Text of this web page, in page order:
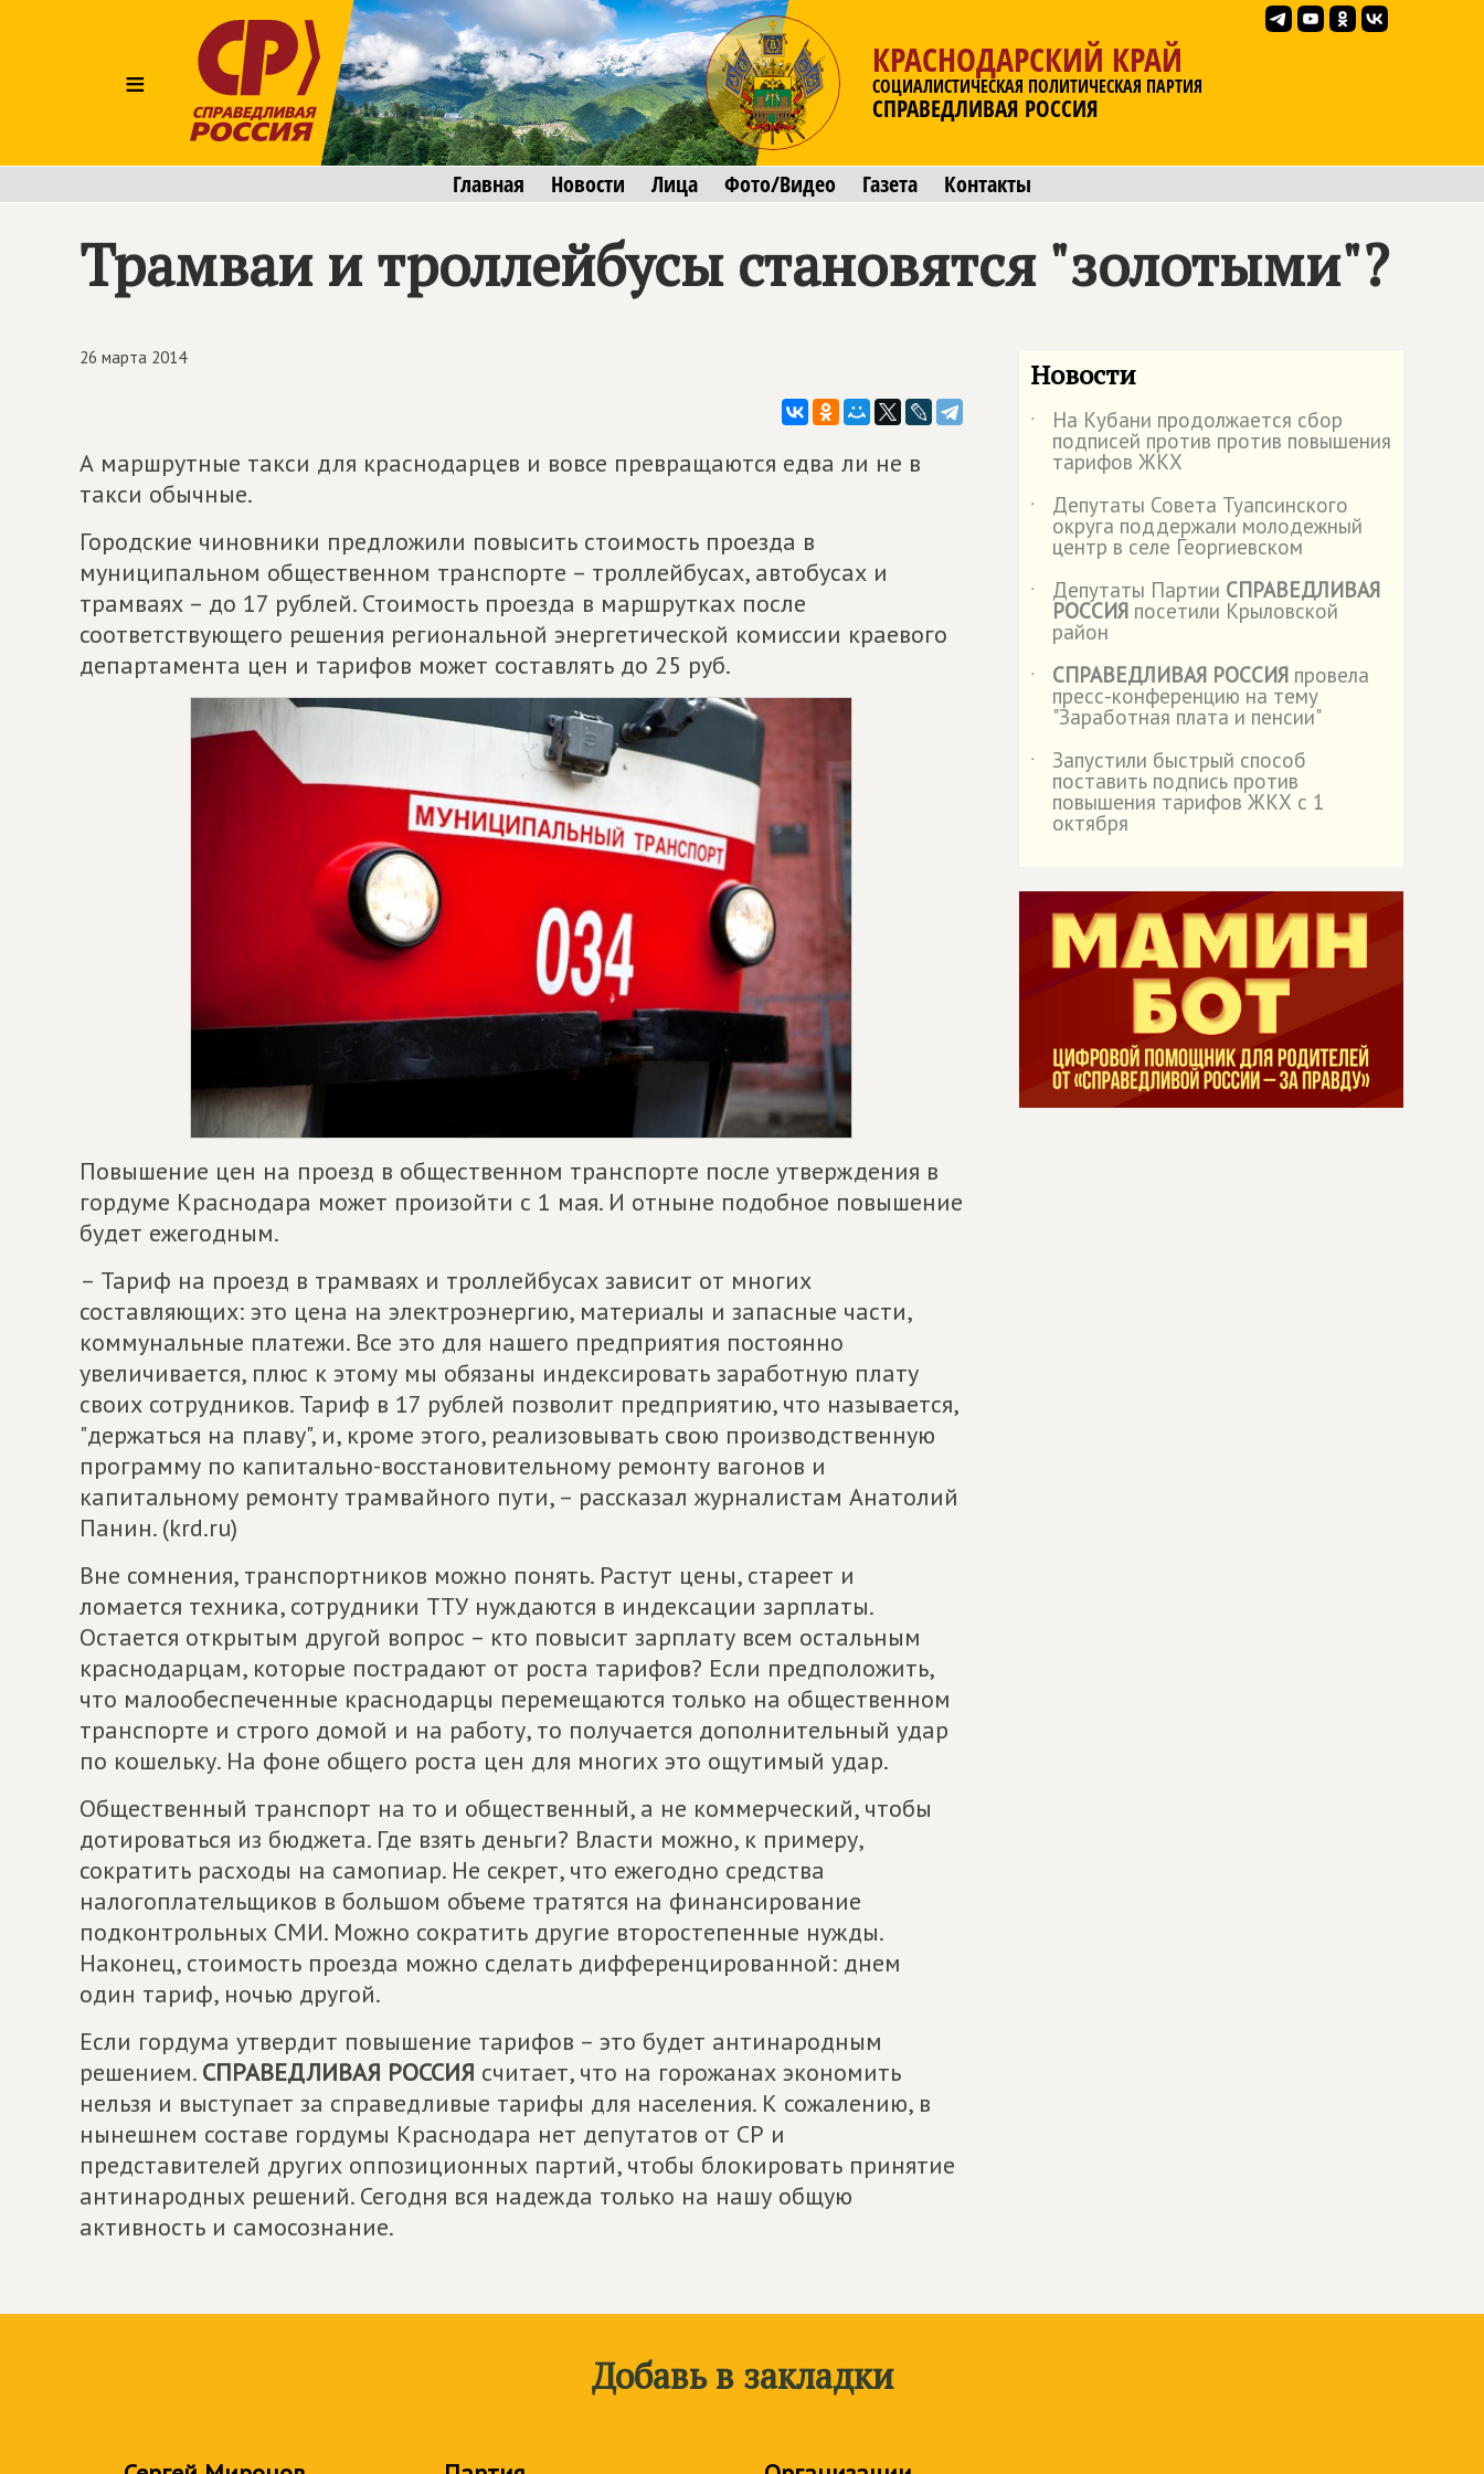
≡
КРАСНОДАРСКИЙ КРАЙ
СОЦИАЛИСТИЧЕСКАЯ ПОЛИТИЧЕСКАЯ ПАРТИЯ
СПРАВЕДЛИВАЯ РОССИЯ
Главная Новости Лица Фото/Видео Газета Контакты
Трамваи и троллейбусы становятся "золотыми"?
26 марта 2014
А маршрутные такси для краснодарцев и вовсе превращаются едва ли не в
такси обычные.
Городские чиновники предложили повысить стоимость проезда в
муниципальном общественном транспорте – троллейбусах, автобусах и
трамваях – до 17 рублей. Стоимость проезда в маршрутках после
соответствующего решения региональной энергетической комиссии краевого
департамента цен и тарифов может составлять до 25 руб.
Повышение цен на проезд в общественном транспорте после утверждения в
гордуме Краснодара может произойти с 1 мая. И отныне подобное повышение
будет ежегодным.
– Тариф на проезд в трамваях и троллейбусах зависит от многих
составляющих: это цена на электроэнергию, материалы и запасные части,
коммунальные платежи. Все это для нашего предприятия постоянно
увеличивается, плюс к этому мы обязаны индексировать заработную плату
своих сотрудников. Тариф в 17 рублей позволит предприятию, что называется,
"держаться на плаву", и, кроме этого, реализовывать свою производственную
программу по капитально-восстановительному ремонту вагонов и
капитальному ремонту трамвайного пути, – рассказал журналистам Анатолий
Панин. (krd.ru)
Вне сомнения, транспортников можно понять. Растут цены, стареет и
ломается техника, сотрудники ТТУ нуждаются в индексации зарплаты.
Остается открытым другой вопрос – кто повысит зарплату всем остальным
краснодарцам, которые пострадают от роста тарифов? Если предположить,
что малообеспеченные краснодарцы перемещаются только на общественном
транспорте и строго домой и на работу, то получается дополнительный удар
по кошельку. На фоне общего роста цен для многих это ощутимый удар.
Общественный транспорт на то и общественный, а не коммерческий, чтобы
дотироваться из бюджета. Где взять деньги? Власти можно, к примеру,
сократить расходы на самопиар. Не секрет, что ежегодно средства
налогоплательщиков в большом объеме тратятся на финансирование
подконтрольных СМИ. Можно сократить другие второстепенные нужды.
Наконец, стоимость проезда можно сделать дифференцированной: днем
один тариф, ночью другой.
Если гордума утвердит повышение тарифов – это будет антинародным
решением. СПРАВЕДЛИВАЯ РОССИЯ считает, что на горожанах экономить
нельзя и выступает за справедливые тарифы для населения. К сожалению, в
нынешнем составе гордумы Краснодара нет депутатов от СР и
представителей других оппозиционных партий, чтобы блокировать принятие
антинародных решений. Сегодня вся надежда только на нашу общую
активность и самосознание.
Новости
˙ На Кубани продолжается сбор
подписей против против повышения
тарифов ЖКХ
˙
Депутаты Совета Туапсинского
округа поддержали молодежный
центр в селе Георгиевском
˙
Депутаты Партии СПРАВЕДЛИВАЯ
РОССИЯ посетили Крыловской
район
˙
СПРАВЕДЛИВАЯ РОССИЯ провела
пресс-конференцию на тему
"Заработная плата и пенсии"
˙
Запустили быстрый способ
поставить подпись против
повышения тарифов ЖКХ с 1
октября
Добавь в закладки